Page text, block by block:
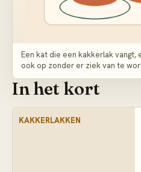
Een kat die een kakkerlak
ook op zonder er ziek van te
In het kort
KAKKERLAKKEN